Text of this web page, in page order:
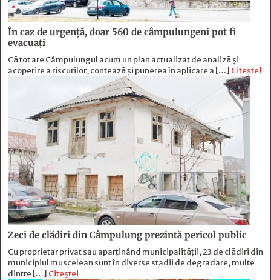
În caz de urgență, doar 560 de câmpulungeni pot fi
evacuați
Că tot are Câmpulungul acum un plan actualizat de analiză și
acoperire a riscurilor, contează și punerea în aplicare a […] Citește!
Zeci de clădiri din Câmpulung prezintă pericol public
Cu proprietar privat sau aparținând municipalității, 23 de clădiri din
municipiul muscelean sunt în diverse stadii de degradare, multe
dintre […] Citește!